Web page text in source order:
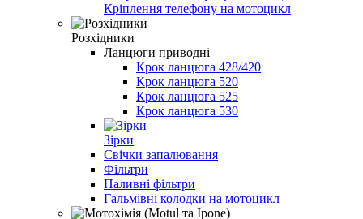
Кріплення телефону на мотоцикл
Розхідники
Ланцюги приводні
Крок ланцюга 428/420
Крок ланцюга 520
Крок ланцюга 525
Крок ланцюга 530
Зірки
Свічки запалювання
Фільтри
Паливні фільтри
Гальмівні колодки на мотоцикл